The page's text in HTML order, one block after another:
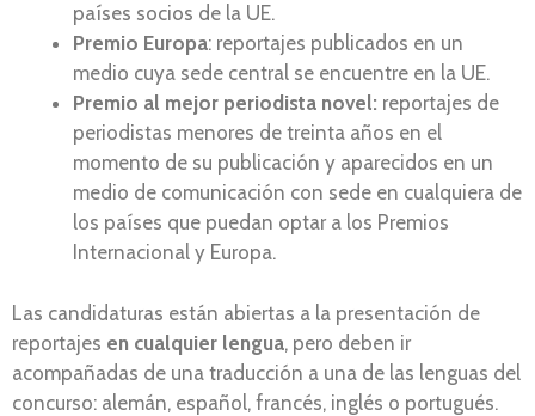
países socios de la UE.
Premio Europa: reportajes publicados en un
medio cuya sede central se encuentre en la UE.
Premio al mejor periodista novel: reportajes de
periodistas menores de treinta años en el
momento de su publicación y aparecidos en un
medio de comunicación con sede en cualquiera de
los países que puedan optar a los Premios
Internacional y Europa.
Las candidaturas están abiertas a la presentación de
reportajes en cualquier lengua, pero deben ir
acompañadas de una traducción a una de las lenguas del
concurso: alemán, español, francés, inglés o portugués.